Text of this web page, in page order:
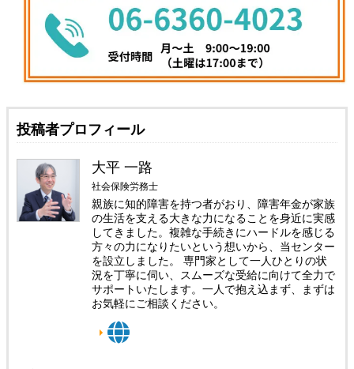
投稿者プロフィール
大平 一路
社会保険労務士
親族に知的障害を持つ者がおり、障害年金が家族
の生活を支える大きな力になることを身近に実感
してきました。複雑な手続きにハードルを感じる
方々の力になりたいという想いから、当センター
を設立しました。 専門家として一人ひとりの状
況を丁寧に伺い、スムーズな受給に向けて全力で
サポートいたします。一人で抱え込まず、まずは
お気軽にご相談ください。